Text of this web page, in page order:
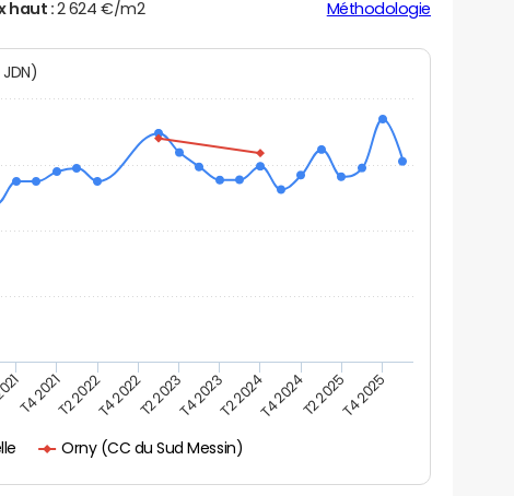
haut : 2 624 €/m2 Méthodologie
JDN)
Orny (CC du Sud Messin)
T4 2021T2 2022T4 2022T2 2023T4 2023T2 2024T4 2024T2 2025T4 2025